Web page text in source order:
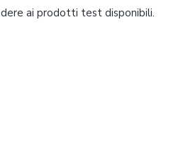
ai prodotti test disponibili.